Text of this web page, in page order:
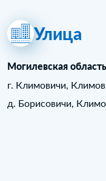
Улица
Могилевская область
г. Климовичи,
д. Борисовичи,